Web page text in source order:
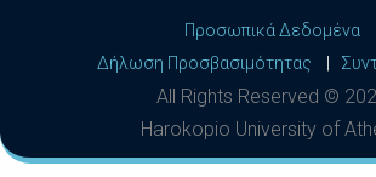
Προσωπικά Δεδομένα
Δήλωση Προσβασιμότητας
All Rights Reserved ©
Harokopio University of